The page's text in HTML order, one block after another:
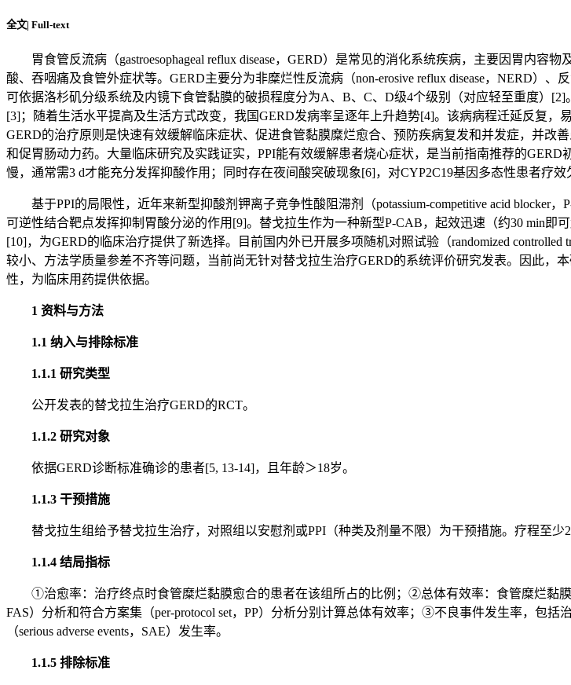
全文| Full-text
胃食管反流病（gastroesophageal reflux disease，GERD）是常见的消化系统疾病，主要因胃内
酸、吞咽痛及食管外症状等。GERD主要分为非糜烂性反流病（non-erosive reflux disease，NERD）、
可依据洛杉矶分级系统及内镜下食管黏膜的破损程度分为A、B、C、D级4个级别（对应轻至重度）
[3]；随着生活水平提高及生活方式改变，我国GERD发病率呈逐年上升趋势[4]。该病病程迁延反复，
GERD的治疗原则是快速有效缓解临床症状、促进食管黏膜糜烂愈合、预防疾病复发和并发症，并改
和促胃肠动力药。大量临床研究及实践证实，PPI能有效缓解患者烧心症状，是当前指南推荐的
慢，通常需3 d才能充分发挥抑酸作用；同时存在夜间酸突破现象[6]，对CYP2C19基因多态性患者疗
基于PPI的局限性，近年来新型抑酸剂钾离子竞争性酸阻滞剂（potassium-competitive acid
可逆性结合靶点发挥抑制胃酸分泌的作用[9]。替戈拉生作为一种新型P-CAB，起效迅速（约30 min
[10]，为GERD的临床治疗提供了新选择。目前国内外已开展多项随机对照试验（randomized
较小、方法学质量参差不齐等问题，当前尚无针对替戈拉生治疗GERD的系统评价研究发表。因此，
性，为临床用药提供依据。
1 资料与方法
1.1 纳入与排除标准
1.1.1 研究类型
公开发表的替戈拉生治疗GERD的RCT。
1.1.2 研究对象
依据GERD诊断标准确诊的患者[5, 13-14]，且年龄＞18岁。
1.1.3 干预措施
替戈拉生组给予替戈拉生治疗，对照组以安慰剂或PPI（种类及剂量不限）为干预措施。疗程至少2
1.1.4 结局指标
①治愈率：治疗终点时食管糜烂黏膜愈合的患者在该组所占的比例；②总体有效率：食管糜烂黏
FAS）分析和符合方案集（per-protocol set，PP）分析分别计算总体有效率；③不良事件发生率，包括
（serious adverse events，SAE）发生率。
1.1.5 排除标准